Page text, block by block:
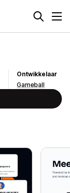
Ontwikkelaar
Gameball